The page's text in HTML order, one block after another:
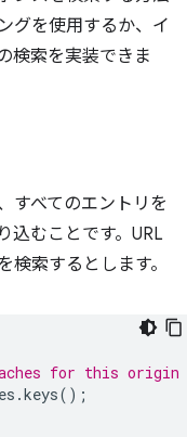
グを使用するか、イ
検索を実装できま
すべてのエントリを
込むことです。URL
検索するとします。
for this origin
.keys();